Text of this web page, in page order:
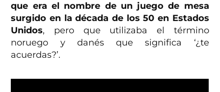
que era el nombre de un juego de mesa
surgido en la década de los 50 en Estados
Unidos, pero que utilizaba el término
noruego y danés que significa ‘¿te
acuerdas?’.